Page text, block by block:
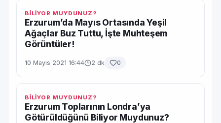
BİLİYOR MUYDUNUZ?
Erzurum’da Mayıs Ortasında Yeşil
Ağaçlar Buz Tuttu, İşte Muhteşem
Görüntüler!
10 Mayıs 2021 16:44 2 dk 0
BİLİYOR MUYDUNUZ?
Erzurum Toplarının Londra’ya
Götürüldüğünü Biliyor Muydunuz?